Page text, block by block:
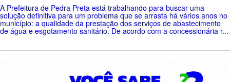
A Prefeitura de Pedra Preta está trabalhando para buscar uma
solução definitiva para um problema que se arrasta há vários anos no
município: a qualidade da prestação dos serviços de abastecimento
de água e esgotamento sanitário. De acordo com a concessionária r...